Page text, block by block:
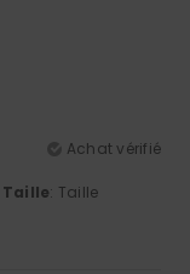
Achat vérifié
Taille: Taille